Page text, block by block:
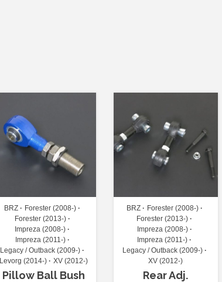
BRZ
Forester (2008-)
Forester (2013-)
Impreza (2008-)
Impreza (2011-)
Legacy / Outback (2009-)
Levorg (2014-)
XV (2012-)
Pillow Ball Bush
BRZ
Forester (2008-)
Forester (2013-)
Impreza (2008-)
Impreza (2011-)
Legacy / Outback (2009-)
XV (2012-)
Rear Adj.